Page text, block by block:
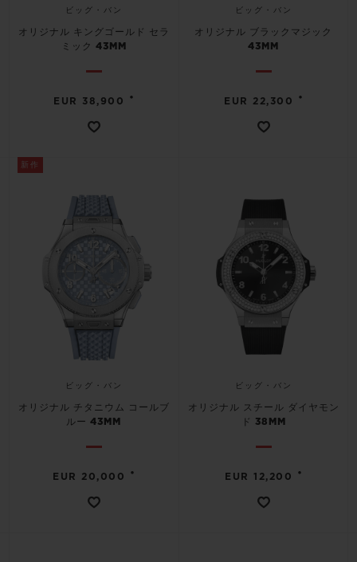
ビッグ・バン
オリジナル キングゴールド セラ
ミック 43MM
EUR 38,900 •
ビッグ・バン
オリジナル ブラックマジック
43MM
EUR 22,300 •
新作
ビッグ・バン
オリジナル チタニウム コールブ
ルー 43MM
EUR 20,000 •
ビッグ・バン
オリジナル スチール ダイヤモン
ド 38MM
EUR 12,200 •